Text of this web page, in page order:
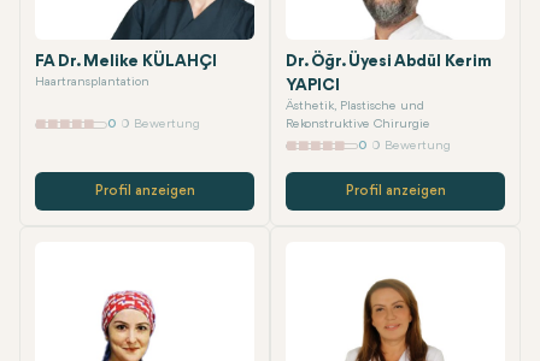
FA Dr. Melike KÜLAHÇI
Haartransplantation
0 0 Bewertung
Profil anzeigen
Dr. Öğr. Üyesi Abdül Kerim
YAPICI
Ästhetik, Plastische und
Rekonstruktive Chirurgie
0 0 Bewertung
Profil anzeigen